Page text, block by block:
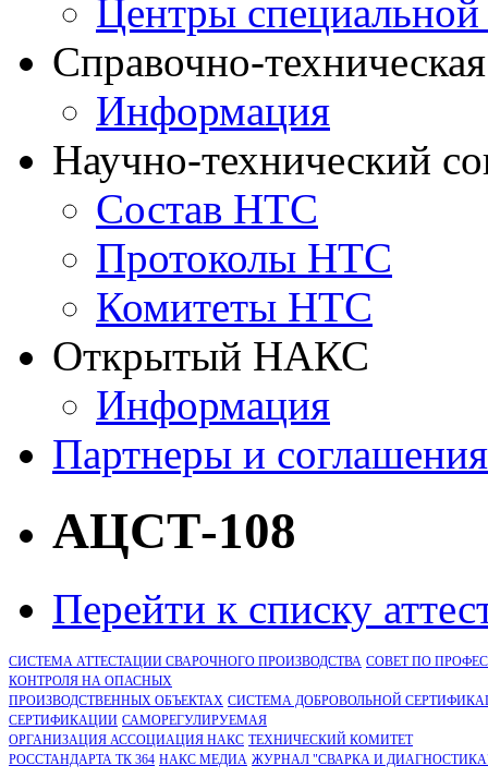
Центры
Справочно-
Информация
Научно-технический
Состав НТС
Протоколы НТС
Комитеты НТС
Открытый НАКС
Информация
Партнеры и соглашения
АЦСТ-108
Перейти к списку
СИСТЕМА АТТЕСТАЦИИ СВАРОЧНОГО ПРОИЗВОДСТВА СОВЕТ ПО
КОНТРОЛЯ НА ОПАСНЫХ
ПРОИЗВОДСТВЕННЫХ ОБЪЕКТАХ СИСТЕМА ДОБРОВОЛЬНОЙ
CЕРТИФИКАЦИИ САМОРЕГУЛИРУЕМАЯ
ОРГАНИЗАЦИЯ АССОЦИАЦИЯ НАКС ТЕХНИЧЕСКИЙ КОМИТЕТ
РОССТАНДАРТА ТК 364 НАКС МЕДИА ЖУРНАЛ "СВАРКА И